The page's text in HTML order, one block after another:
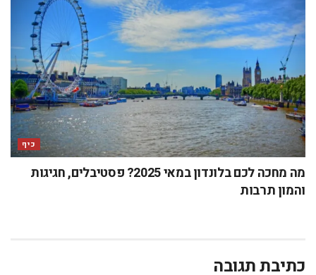
כיף
מה מחכה לכם בלונדון במאי 2025? פסטיבלים, חגיגות
והמון תרבות
כתיבת תגובה